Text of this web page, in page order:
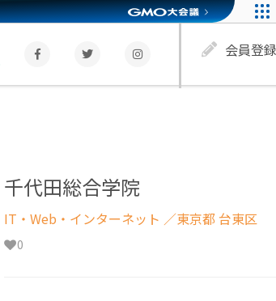
会員登録
千代田総合学院
IT・Web・インターネット ／東京都 台東区
0